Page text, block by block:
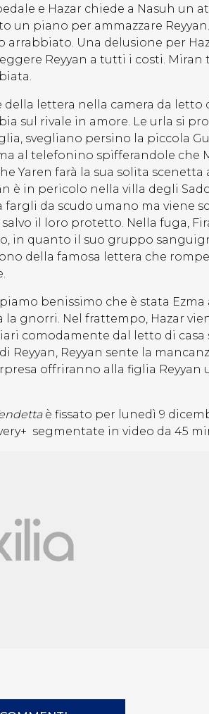
e Hazar chiede a Nasuh un
un piano per ammazzare
Una delusione per
Reyyan a tutti i costi. Miran
della lettera nella camera da letto
sul rivale in amore. Le urla si
svegliano persino la piccola
al telefonino spifferandole che
Yaren farà la sua solita
è in pericolo nella villa degli
da scudo umano ma viene
il loro protetto. Nella fuga,
in quanto il suo gruppo
della famosa lettera che
benissimo che è stata
gnorri. Nel frattempo, Hazar
comodamente dal letto di casa
Reyyan sente la
offriranno alla figlia Reyyan
è fissato per lunedì 9
segmentate in video da 45